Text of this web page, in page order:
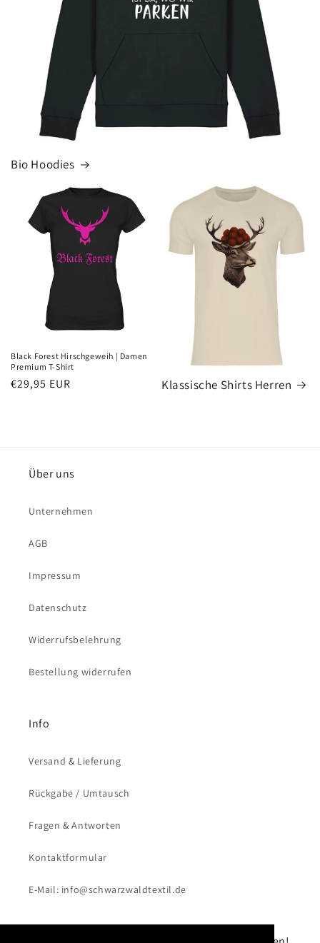
Bio Hoodies
Black Forest Hirschgeweih | Damen
Premium T-Shirt
Normaler
€29,95 EUR Klassische Shirts Herren
Über uns
Unternehmen
AGB
Impressum
Datenschutz
Widerrufsbelehrung
Bestellung widerrufen
Info
Versand & Lieferung
Rückgabe / Umtausch
Fragen & Antworten
Kontaktformular
E-Mail: info@schwarzwaldtextil.de